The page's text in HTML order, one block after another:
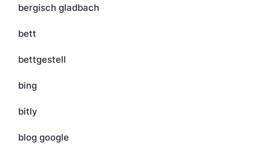
bergisch gladbach
bett
bettgestell
bing
bitly
blog google